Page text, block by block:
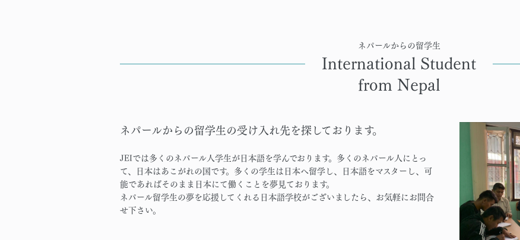
ネパールからの留学生
International Student
from Nepal
ネパールからの留学生の受け入れ先を探しております。
JEIでは多くのネパール人学生が日本語を学んでおります。多くのネパール人にとっ
て、日本はあこがれの国です。多くの学生は日本へ留学し、日本語をマスターし、可
能であればそのまま日本にて働くことを夢見ております。
ネパール留学生の夢を応援してくれる日本語学校がございましたら、お気軽にお問合
せ下さい。